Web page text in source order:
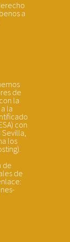
a
de
la
la
con
los
de
de